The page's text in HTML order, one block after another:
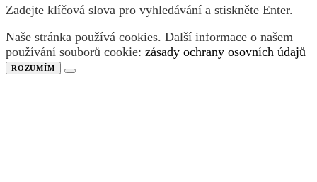
Zadejte klíčová slova pro vyhledávání a stiskněte Enter.
Naše stránka používá cookies. Další informace o našem
používání souborů cookie: zásady ochrany osovních údajů
ROZUMÍM